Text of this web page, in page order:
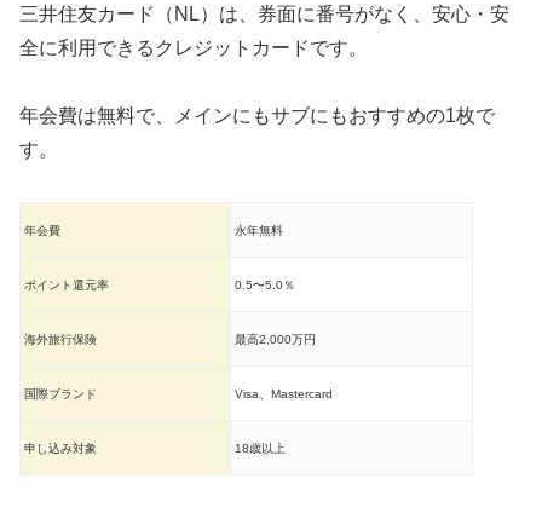
三井住友カード（NL）は、券面に番号がなく、安心・安
全に利用できるクレジットカードです。
年会費は無料で、メインにもサブにもおすすめの1枚で
す。
年会費 永年無料
ポイント還元率 0.5〜5.0％
海外旅行保険 最高2,000万円
国際ブランド Visa、Mastercard
申し込み対象 18歳以上